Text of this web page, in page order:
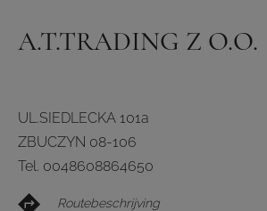
A.T.TRADING Z O.O.
UL.SIEDLECKA 101a
ZBUCZYN 08-106
Tel. 0048608864650
Routebeschrijving